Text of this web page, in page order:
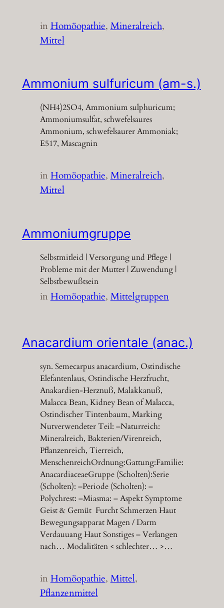
inHomöopathie, Mineralreich
Mittel
Ammonium sulfuricum (am-s.)
(NH4)2SO4, Ammonium sulphuricum;
Ammoniumsulfat, schwefelsaures
Ammonium, schwefelsaurer Ammoniak;
E517, Mascagnin
inHomöopathie, Mineralreich
Mittel
Ammoniumgruppe
Selbstmitleid | Versorgung und Pflege |
Probleme mit der Mutter | Zuwendung |
Selbstbewußtsein
inHomöopathie, Mittelgruppen
Anacardium orientale (anac.)
syn. Semecarpus anacardium, Ostindische
Elefantenlaus, Ostindische Herzfrucht,
Anakardien-Herznuß, Malakkanuß,
Malacca Bean, Kidney Bean of Malacca,
Ostindischer Tintenbaum, Marking
Nutverwendeter Teil: –Naturreich:
Mineralreich, Bakterien/Virenreich,
Pflanzenreich, Tierreich,
MenschenreichOrdnung:Gattung:Familie:
AnacardiaceaeGruppe (Scholten):Serie
(Scholten): –Periode (Scholten): –
Polychrest: –Miasma: – Aspekt Symptome
Geist & Gemüt Furcht Schmerzen Haut
Bewegungsapparat Magen / Darm
Verdauuang Haut Sonstiges – Verlangen
nach… Modalitäten < schlechter… >…
inHomöopathie, Mittel
Pflanzenmittel